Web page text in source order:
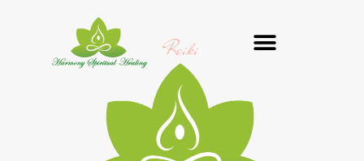
Reiki